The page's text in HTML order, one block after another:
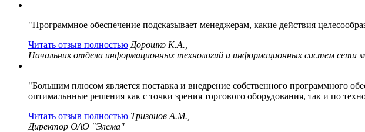
"Программное обеспечение подсказывает менеджерам, какие действия
Читать отзыв полностью Дорошко К.А.,
Начальник отдела информационных технологий и информационных систем сети
"Большим плюсом является поставка и внедрение собственного программного
оптимальнные решения как с точки зрения торгового оборудования, так и по
Читать отзыв полностью Тризонов А.М.,
Директор ОАО "Элема"